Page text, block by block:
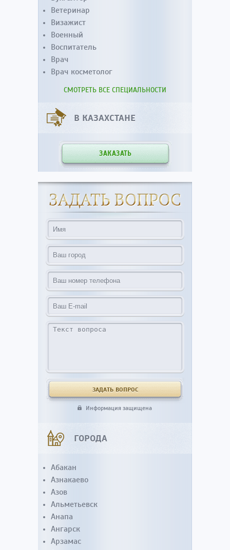
Ветеринар
Визажист
Военный
Воспитатель
Врач
Врач косметолог
СМОТРЕТЬ ВСЕ СПЕЦИАЛЬНОСТИ
В КАЗАХСТАНЕ
ЗАКАЗАТЬ
Информация защищена
ГОРОДА
Абакан
Азнакаево
Азов
Альметьевск
Анапа
Ангарск
Арзамас